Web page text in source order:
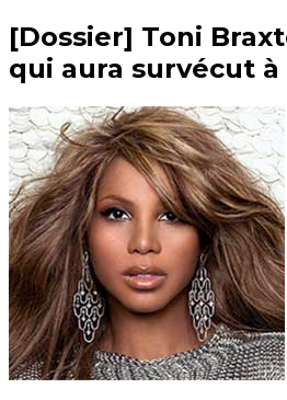
[Dossier] Toni
qui aura survécut